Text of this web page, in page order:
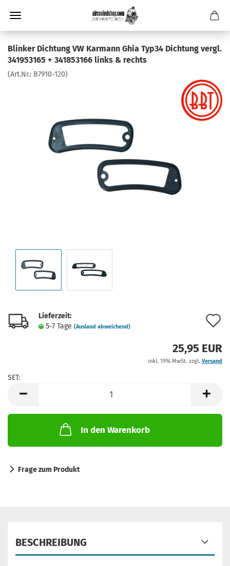
Blinker Dichtung VW Karmann Ghia Typ34 Dichtung vergl.
341953165 + 341853166 links & rechts
(Art.Nr.: B7910-120)
Lieferzeit:
5-7 Tage (Ausland abweichend)
25,95 EUR
inkl. 19% MwSt. zzgl. Versand
SET:
In den Warenkorb
Frage zum Produkt
BESCHREIBUNG